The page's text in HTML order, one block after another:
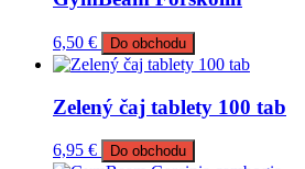
6,50 € Do obchodu
Zelený čaj tablety 100 tab
6,95 € Do obchodu